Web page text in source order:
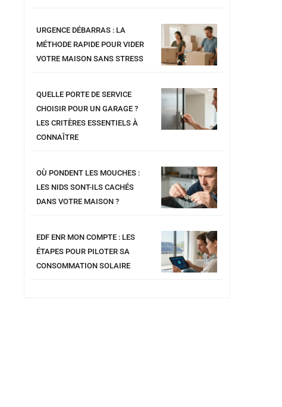
URGENCE DÉBARRAS : LA
MÉTHODE RAPIDE POUR VIDER
VOTRE MAISON SANS STRESS
QUELLE PORTE DE SERVICE
CHOISIR POUR UN GARAGE ?
LES CRITÈRES ESSENTIELS À
CONNAÎTRE
OÙ PONDENT LES MOUCHES :
LES NIDS SONT-ILS CACHÉS
DANS VOTRE MAISON ?
EDF ENR MON COMPTE : LES
ÉTAPES POUR PILOTER SA
CONSOMMATION SOLAIRE